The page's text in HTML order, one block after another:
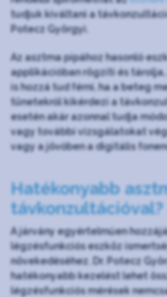
tudjuk kiváltani a
Potecz Györgyi.
Az asztma pipához hasonló
applikációban rögzíti és
is hozzá tud férni, ha a beteg
tünetekről kikérdezi a
esetén akár azonnal tudja
vagy további vizsgálatokat
vagy a jövőben a digitális
Hatékonyabb
távkonzultációval?
A járvány egyértelműen
légzésfunkciós eszköz
növekedéséhez. Dr. Potecz
hatékonyabb kezelést lehet
légzésfunkciós mérések